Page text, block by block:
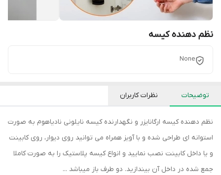
نظم دهنده کیسه
None
توضیحات نظرات کاربران
نظم دهنده کیسه ارگانایزر و نگهدارنده کیسه نایلونی نادیاهوم به صورت
استوانه ای طراحی شده و با آویز همراه می توانید روی دیوار، روی کابینت
و یا داخل کابینت نصب نمایید و انواع کیسه پلاستیک را به صورت کاملا
جمع شده در داخل آن بیندازید. دو طرف باز میباشد ...